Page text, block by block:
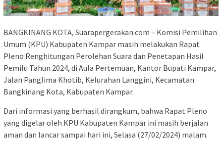
BANGKINANG KOTA, Suarapergerakan.com – Komisi Pemilihan
Umum (KPU) Kabupaten Kampar masih melakukan Rapat
Pleno Renghitungan Perolehan Suara dan Penetapan Hasil
Pemilu Tahun 2024, di Aula Pertemuan, Kantor Bupati Kampar,
Jalan Panglima Khotib, Kelurahan Langgini, Kecamatan
Bangkinang Kota, Kabupaten Kampar.
Dari informasi yang berhasil dirangkum, bahwa Rapat Pleno
yang digelar oleh KPU Kabupaten Kampar ini masih berjalan
aman dan lancar sampai hari ini, Selasa (27/02/2024) malam.